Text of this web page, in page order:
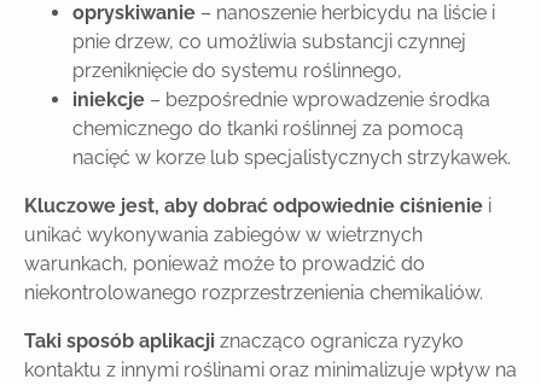
opryskiwanie – nanoszenie herbicydu na liście i
pnie drzew, co umożliwia substancji czynnej
przeniknięcie do systemu roślinnego,
iniekcje – bezpośrednie wprowadzenie środka
chemicznego do tkanki roślinnej za pomocą
nacięć w korze lub specjalistycznych strzykawek.
Kluczowe jest, aby dobrać odpowiednie ciśnienie i
unikać wykonywania zabiegów w wietrznych
warunkach, ponieważ może to prowadzić do
niekontrolowanego rozprzestrzenienia chemikaliów.
Taki sposób aplikacji znacząco ogranicza ryzyko
kontaktu z innymi roślinami oraz minimalizuje wpływ na